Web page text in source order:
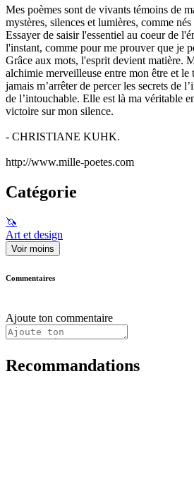
Mes poèmes sont de vivants témoins de
mystères, silences et lumières, comme
Essayer de saisir l'essentiel au coeur de
l'instant, comme pour me prouver que je
Grâce aux mots, l'esprit devient matière.
alchimie merveilleuse entre mon être et le
jamais m’arrêter de percer les secrets de
de l’intouchable. Elle est là ma véritable
victoire sur mon silence.
- CHRISTIANE KUHK.
http://www.mille-poetes.com
Catégorie
🦄
Art et design
Voir moins
Commentaires
Ajoute ton commentaire
Recommandations